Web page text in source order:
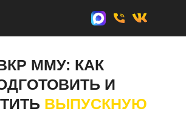
ММУ: КАК
И
ВЫПУСКНУЮ